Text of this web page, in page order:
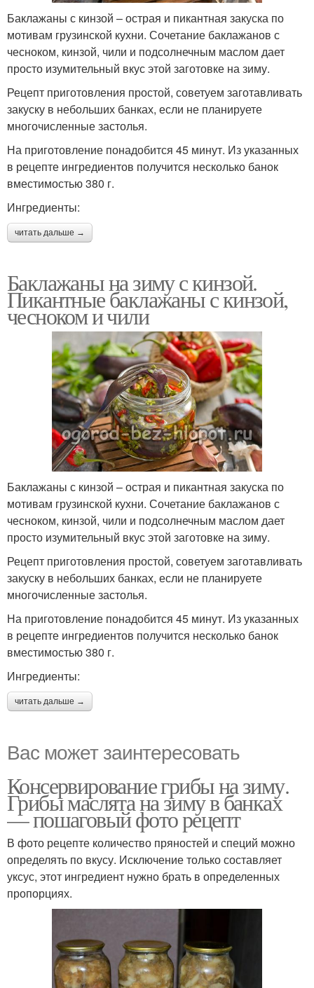
Баклажаны с кинзой – острая и пикантная закуска по
мотивам грузинской кухни. Сочетание баклажанов с
чесноком, кинзой, чили и подсолнечным маслом дает
просто изумительный вкус этой заготовке на зиму.
Рецепт приготовления простой, советуем заготавливать
закуску в небольших банках, если не планируете
многочисленные застолья.
На приготовление понадобится 45 минут. Из указанных
в рецепте ингредиентов получится несколько банок
вместимостью 380 г.
Ингредиенты:
читать дальше →
Баклажаны на зиму с кинзой.
Пикантные баклажаны с кинзой,
чесноком и чили
Баклажаны с кинзой – острая и пикантная закуска по
мотивам грузинской кухни. Сочетание баклажанов с
чесноком, кинзой, чили и подсолнечным маслом дает
просто изумительный вкус этой заготовке на зиму.
Рецепт приготовления простой, советуем заготавливать
закуску в небольших банках, если не планируете
многочисленные застолья.
На приготовление понадобится 45 минут. Из указанных
в рецепте ингредиентов получится несколько банок
вместимостью 380 г.
Ингредиенты:
читать дальше →
Вас может заинтересовать
Консервирование грибы на зиму.
Грибы маслята на зиму в банках
— пошаговый фото рецепт
В фото рецепте количество пряностей и специй можно
определять по вкусу. Исключение только составляет
уксус, этот ингредиент нужно брать в определенных
пропорциях.